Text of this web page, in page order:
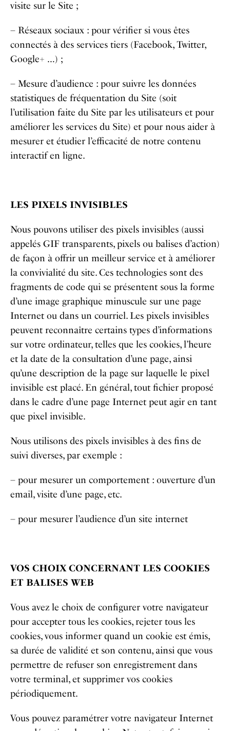
visite sur le Site ;
– Réseaux sociaux : pour vérifier si vous êtes
connectés à des services tiers (Facebook, Twitter,
Google+ …) ;
– Mesure d’audience : pour suivre les données
statistiques de fréquentation du Site (soit
l’utilisation faite du Site par les utilisateurs et pour
améliorer les services du Site) et pour nous aider à
mesurer et étudier l’efficacité de notre contenu
interactif en ligne.
LES PIXELS INVISIBLES
Nous pouvons utiliser des pixels invisibles (aussi
appelés GIF transparents, pixels ou balises d’action)
de façon à offrir un meilleur service et à améliorer
la convivialité du site. Ces technologies sont des
fragments de code qui se présentent sous la forme
d’une image graphique minuscule sur une page
Internet ou dans un courriel. Les pixels invisibles
peuvent reconnaître certains types d’informations
sur votre ordinateur, telles que les cookies, l’heure
et la date de la consultation d’une page, ainsi
qu’une description de la page sur laquelle le pixel
invisible est placé. En général, tout fichier proposé
dans le cadre d’une page Internet peut agir en tant
que pixel invisible.
Nous utilisons des pixels invisibles à des fins de
suivi diverses, par exemple :
– pour mesurer un comportement : ouverture d’un
email, visite d’une page, etc.
– pour mesurer l’audience d’un site internet
VOS CHOIX CONCERNANT LES COOKIES
ET BALISES WEB
Vous avez le choix de configurer votre navigateur
pour accepter tous les cookies, rejeter tous les
cookies, vous informer quand un cookie est émis,
sa durée de validité et son contenu, ainsi que vous
permettre de refuser son enregistrement dans
votre terminal, et supprimer vos cookies
périodiquement.
Vous pouvez paramétrer votre navigateur Internet